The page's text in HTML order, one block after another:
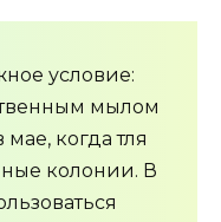
условие:
мылом
когда тля
колонии. В